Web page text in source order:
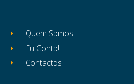
Quem Somos
Eu Conto!
Contactos